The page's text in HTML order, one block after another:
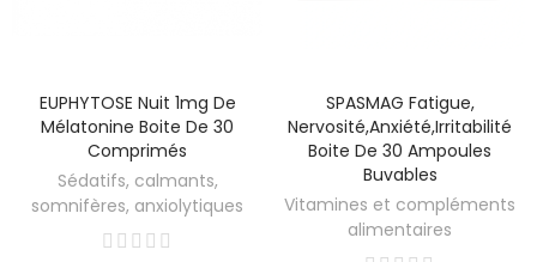
EUPHYTOSE Nuit 1mg De
Mélatonine Boite De 30
Comprimés
Sédatifs, calmants,
somnifères, anxiolytiques
SPASMAG Fatigue,
Nervosité,anxiété,irritabilité
Boite De 30 Ampoules
Buvables
Vitamines et compléments
alimentaires